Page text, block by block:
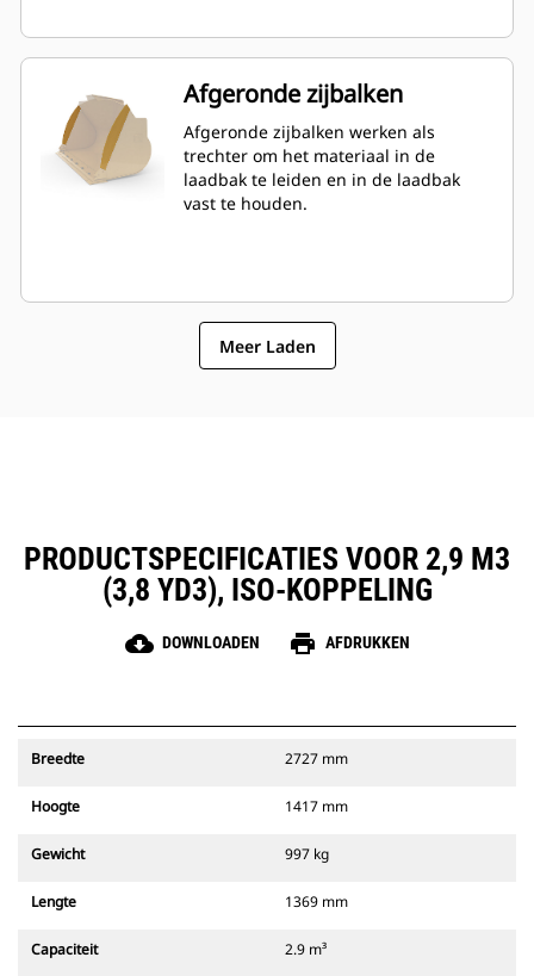
Afgeronde zijbalken
Afgeronde zijbalken werken als
trechter om het materiaal in de
laadbak te leiden en in de laadbak
vast te houden.
Meer Laden
PRODUCTSPECIFICATIES VOOR 2,9 M3
(3,8 YD3), ISO-KOPPELING
cloud_download DOWNLOADEN print AFDRUKKEN
Breedte 2727 mm
Hoogte 1417 mm
Gewicht 997 kg
Lengte 1369 mm
Capaciteit 2.9 m³